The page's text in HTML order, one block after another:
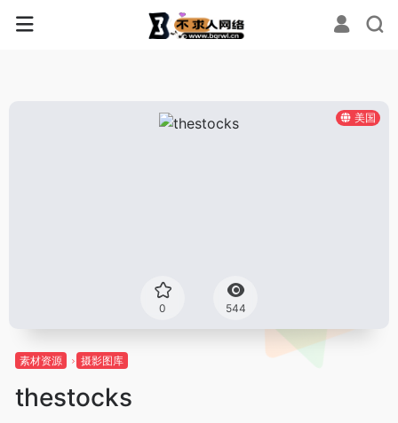
美国
0 544
素材资源 摄影图库
thestocks